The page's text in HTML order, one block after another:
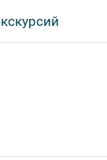
приятным,
запрещается